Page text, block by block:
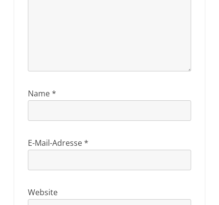
Name*
E-Mail-Adresse*
Website